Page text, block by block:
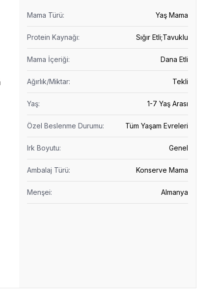
Mama Türü: Yaş Mama
Protein Kaynağı: Sığır Etli;Tavuklu
Mama İçeriği: Dana Etli
Ağırlık/Miktar: Tekli
Yaş: 1-7 Yaş Arası
Özel Beslenme Durumu: Tüm Yaşam Evreleri
Irk Boyutu: Genel
Ambalaj Türü: Konserve Mama
Menşei: Almanya